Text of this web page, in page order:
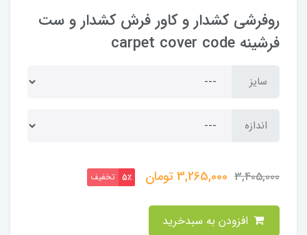
روفرشی کشدار و کاور فرش کشدار و ست
فرشینه carpet cover code
سایز
اندازه
3,405,000
3,265,000تومان 5٪ تخفیف